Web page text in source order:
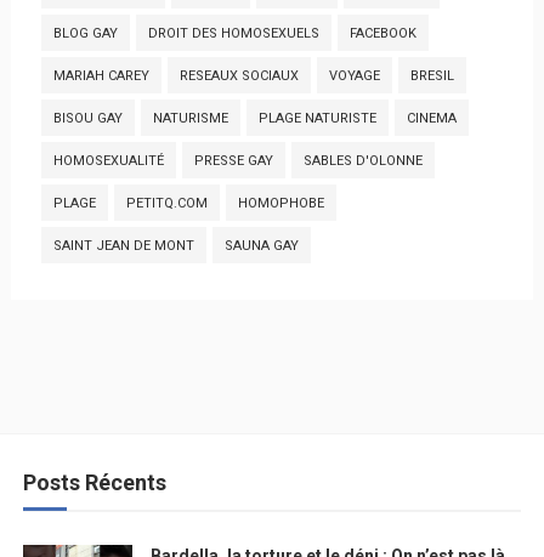
BLOG GAY DROIT DES HOMOSEXUELS FACEBOOK
MARIAH CAREY RESEAUX SOCIAUX VOYAGE BRESIL
BISOU GAY NATURISME PLAGE NATURISTE CINEMA
HOMOSEXUALITÉ PRESSE GAY SABLES D'OLONNE
PLAGE PETITQ.COM HOMOPHOBE
SAINT JEAN DE MONT SAUNA GAY
Posts Récents